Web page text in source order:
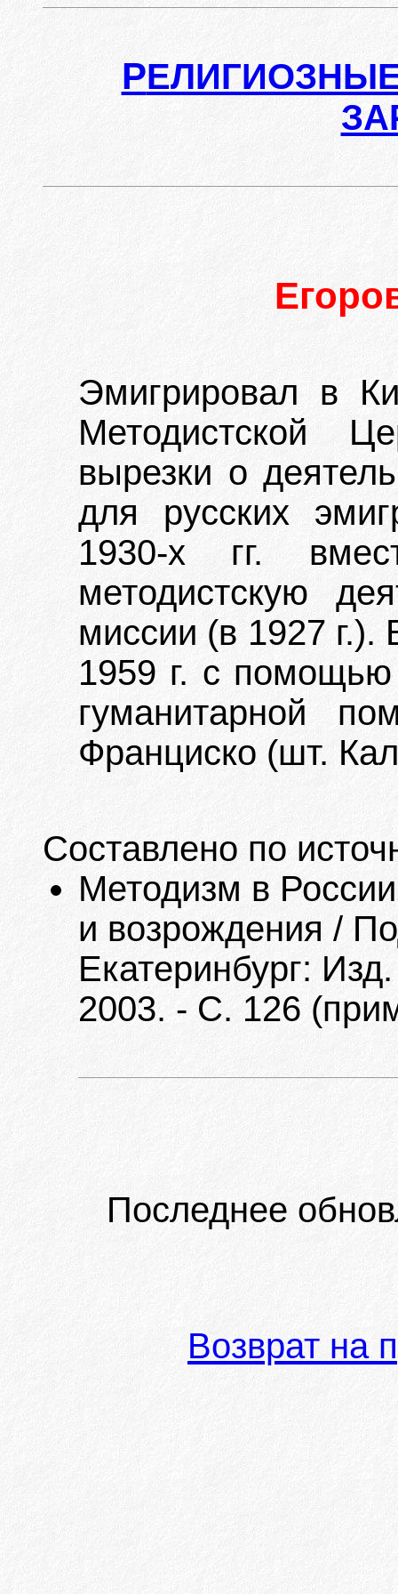
Р
Эмигрировал в
Методистской
вырезки о
для русских
1930-х гг.
методистскую
миссии (в 1927 г.).
1959 г. с помощью
гуманитарной
Франциско (шт.
Составлено по
Методизм в
и возрождения /
Екатеринбург:
2003. - С. 126
Последнее
Возврат на